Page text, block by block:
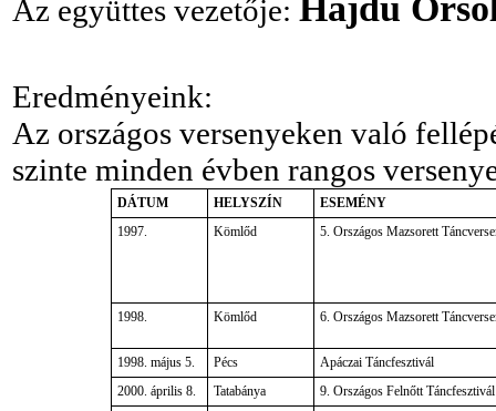
Az együttes vezetője: Hajdu
Eredményeink:
Az országos versenyeken való
szinte minden évben rangos
DÁTUM HELYSZÍN
ESEMÉNY
1997.
Kömlőd 5. Országos Mazsorett
1998. Kömlőd 6. Országos Mazsorett
1998. május 5. Pécs
Apáczai Táncfesztivál
2000. április 8.
Tatabánya
9. Országos Felnőtt Táncfesztivál